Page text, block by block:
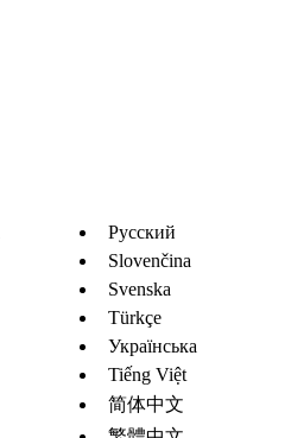
Русский
Slovenčina
Svenska
Türkçe
Украïнська
Tiếng Việt
简体中文